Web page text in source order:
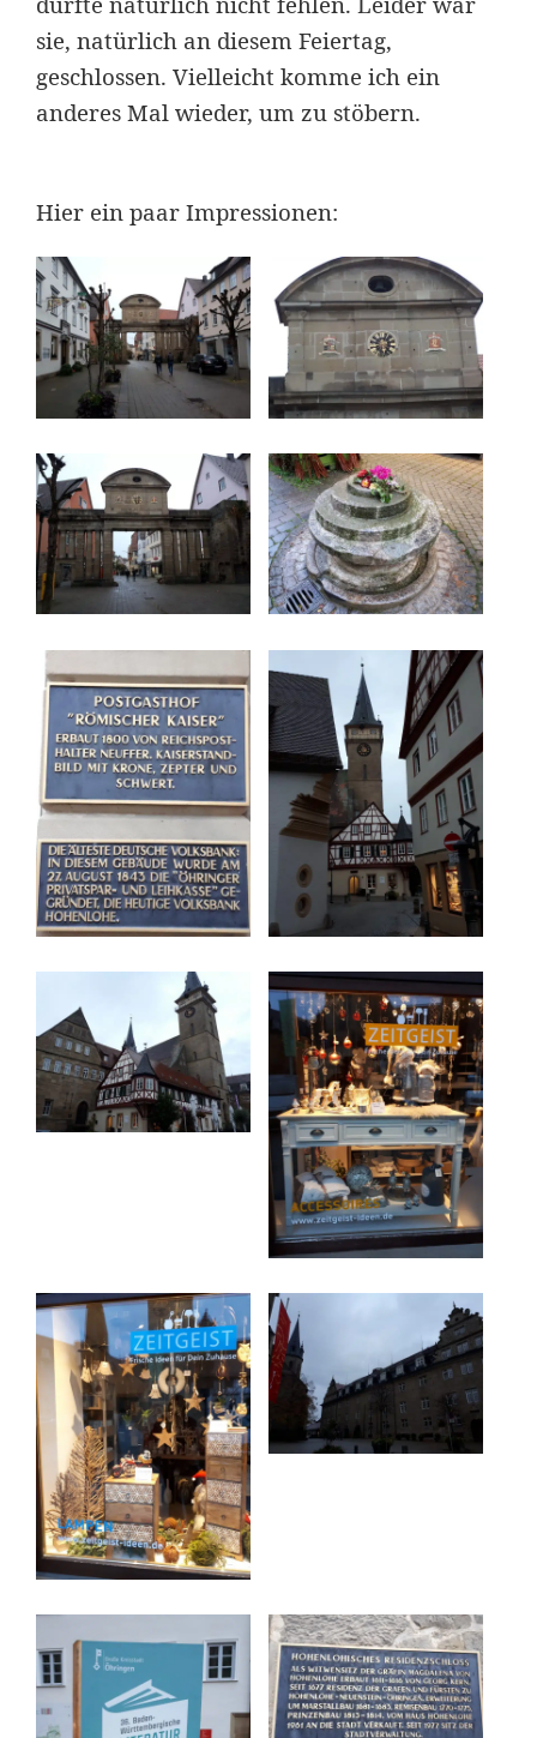
sie, natürlich an diesem Feiertag,
geschlossen. Vielleicht komme ich ein
anderes Mal wieder, um zu stöbern.
Hier ein paar Impressionen: